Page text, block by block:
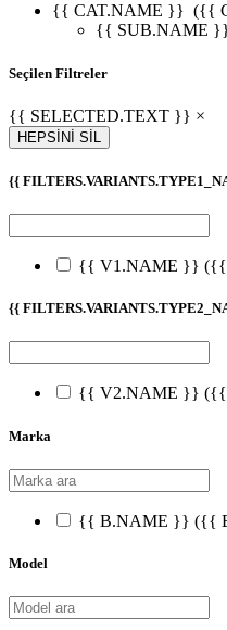
{{ CAT.NAME }} ({{
{{ SUB.NAME
Seçilen Filtreler
{{ SELECTED.TEXT }} ×
HEPSİNİ SİL
{{
{{ V1.NAME }} ({{
{{
{{ V2.NAME }} ({{
Marka
{{ B.NAME }} ({{
Model